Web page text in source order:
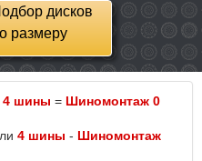
дисков
размеру
4 шины = Шиномонтаж 0
4 шины - Шиномонтаж